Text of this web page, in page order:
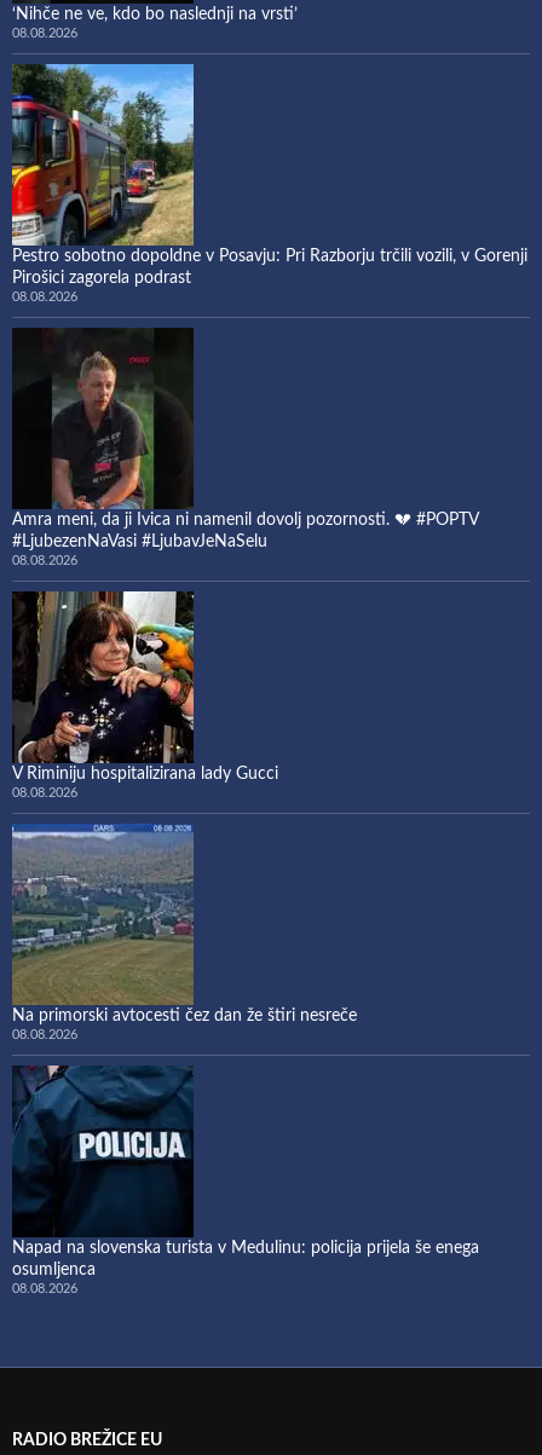
‘Nihče ne ve, kdo bo naslednji na vrsti’
08.08.2026
Pestro sobotno dopoldne v Posavju: Pri Razborju trčili vozili, v Gorenji
Pirošici zagorela podrast
08.08.2026
Amra meni, da ji Ivica ni namenil dovolj pozornosti. 💔 #POPTV
#LjubezenNaVasi #LjubavJeNaSelu
08.08.2026
V Riminiju hospitalizirana lady Gucci
08.08.2026
Na primorski avtocesti čez dan že štiri nesreče
08.08.2026
Napad na slovenska turista v Medulinu: policija prijela še enega
osumljenca
08.08.2026
RADIO BREŽICE EU